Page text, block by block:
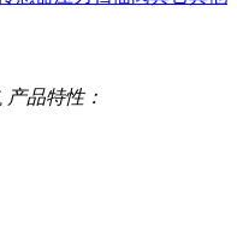
产品特性：